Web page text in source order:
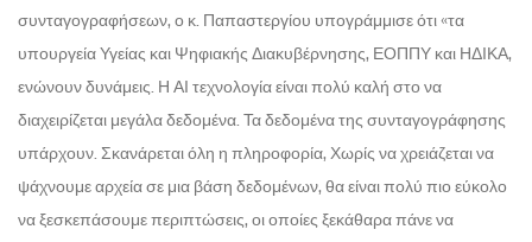
συνταγογραφήσεων, ο κ. Παπαστεργίου υπογράμμισε ότι «τα
υπουργεία Υγείας και Ψηφιακής Διακυβέρνησης, ΕΟΠΠΥ και ΗΔΙΚΑ,
ενώνουν δυνάμεις. Η ΑΙ τεχνολογία είναι πολύ καλή στο να
διαχειρίζεται μεγάλα δεδομένα. Τα δεδομένα της συνταγογράφησης
υπάρχουν. Σκανάρεται όλη η πληροφορία, Χωρίς να χρειάζεται να
ψάχνουμε αρχεία σε μια βάση δεδομένων, θα είναι πολύ πιο εύκολο
να ξεσκεπάσουμε περιπτώσεις, οι οποίες ξεκάθαρα πάνε να